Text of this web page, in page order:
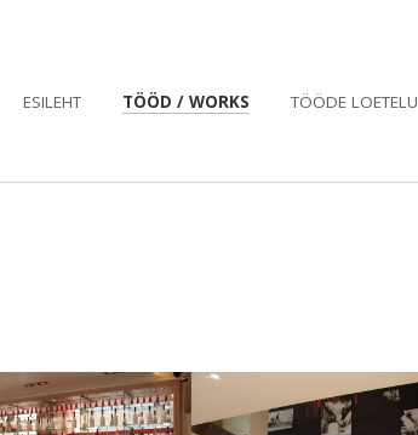
ESILEHT TÖÖD / WORKS TÖÖDE LOETELU